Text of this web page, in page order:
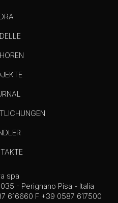
spa
- Perignano Pisa - Italia
616660 F +39 0587 617500